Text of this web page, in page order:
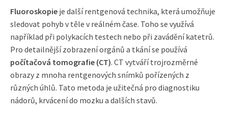
Fluoroskopie je další rentgenová technika, která umožňuje
sledovat pohyb v těle v reálném čase. Toho se využívá
například při polykacích testech nebo při zavádění katetrů.
Pro detailnější zobrazení orgánů a tkání se používá
počítačová tomografie (CT). CT vytváří trojrozměrné
obrazy z mnoha rentgenových snímků pořízených z
různých úhlů. Tato metoda je užitečná pro diagnostiku
nádorů, krvácení do mozku a dalších stavů.